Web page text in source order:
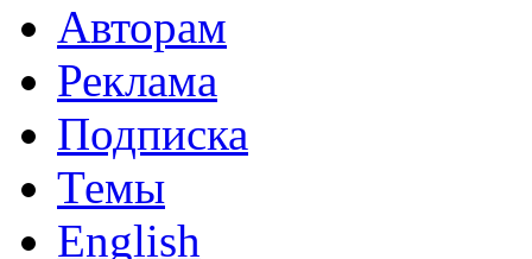
Авторам
Реклама
Подписка
Темы
English